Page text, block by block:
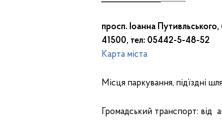
просп. Іоанна
41500, тел: 05442-5-48-52
Карта міста
Місця паркування, під’їздні
Громадський транспорт: від